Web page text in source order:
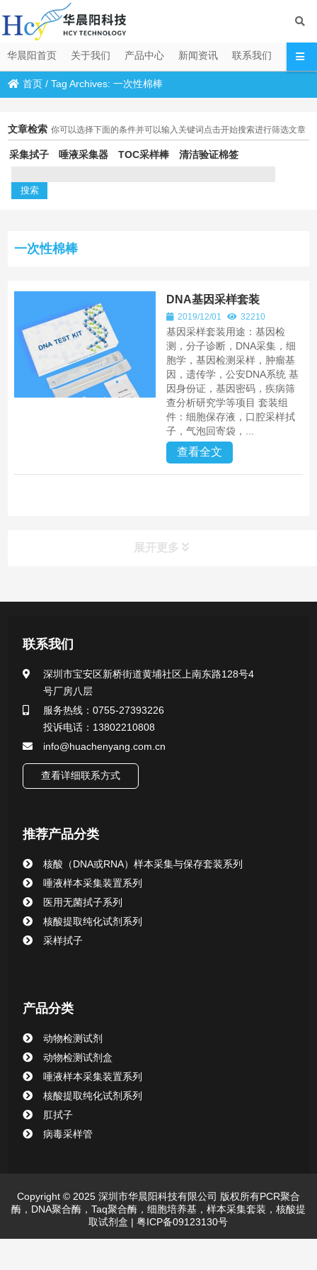
华晨阳首页 关于我们 产品中心 新闻资讯 联系我们
首页 /Tag Archives: 一次性棉棒
文章检索 你可以选择下面的条件并可以输入关键词点击开始搜索进行筛选文章
采集拭子 唾液采集器 TOC采样棒 清洁验证棉签
一次性棉棒
DNA基因采样套装
2019/12/01 32210
基因采样套装用途：基因检
测，分子诊断，DNA采集，细
胞学，基因检测采样，肿瘤基
因，遗传学，公安DNA系统 基
因身份证，基因密码，疾病筛
查分析研究学等项目 套装组
件：细胞保存液，口腔采样拭
子，气泡回寄袋，...
查看全文
展开更多
产品中心
医用无菌采样拭子系列
一次性使用采样器系列
微生物样本保存液（通用运输传媒介质）系列
核酸（DNA&RNA）样本采集与保存套装系列
唾液样本采集装置系列
清洁验证棉签系列
动物检测试剂
联系我们
深圳市宝安区新桥街道黄埔社区上南东路128号4
号厂房八层
服务热线：0755-27393226
投诉电话：13802210808
info@huachenyang.com.cn
查看详细联系方式
推荐产品分类
核酸（DNA或RNA）样本采集与保存套装系列
唾液样本采集装置系列
医用无菌拭子系列
核酸提取纯化试剂系列
采样拭子
产品分类
动物检测试剂
动物检测试剂盒
唾液样本采集装置系列
核酸提取纯化试剂系列
肛拭子
病毒采样管
Copyright © 2025 深圳市华晨阳科技有限公司 版权所有PCR聚合
酶，DNA聚合酶，Taq聚合酶，细胞培养基，样本采集套装，核酸提
取试剂盒 | 粤ICP备09123130号